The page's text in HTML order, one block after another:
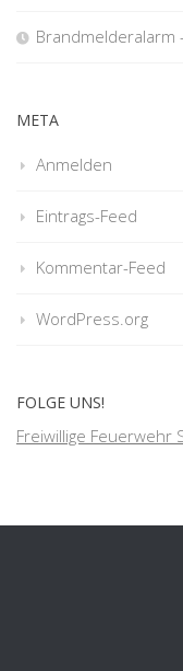
Brandmelderalarm
META
Anmelden
Eintrags-Feed
Kommentar-Feed
WordPress.org
FOLGE UNS!
Freiwillige Feuerwehr